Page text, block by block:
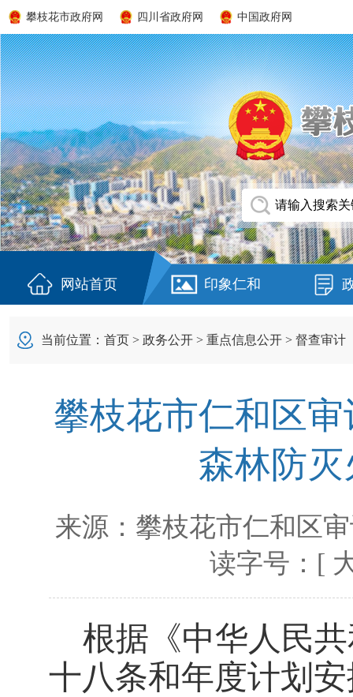
攀枝花市政府网 四川省政府网 中国政府网
网站首页 印象仁和
当前位置： 首页 > 政务公开 > 重点信息公开 > 督查审计
攀枝花市仁和区审
森林防
来源： 攀枝花市仁和区
读字号：[
根据《中华人民
十八条和年度计划